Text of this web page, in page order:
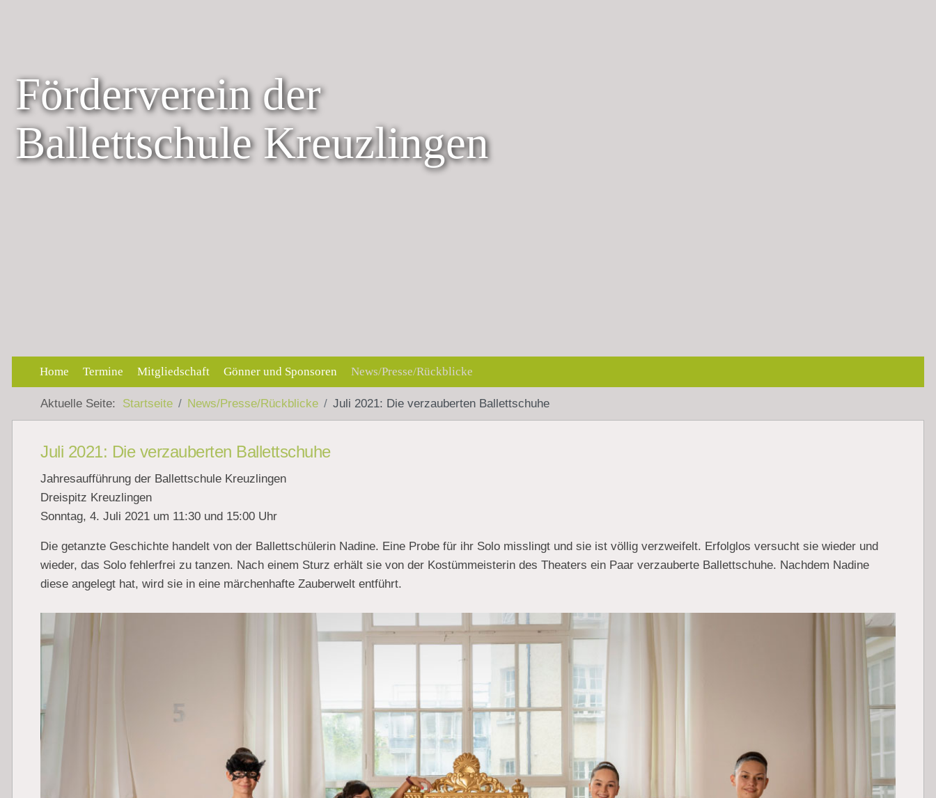
Förderverein der
Ballettschule Kreuzlingen
Home Termine Mitgliedschaft Gönner und Sponsoren News/Presse/Rückblicke
Aktuelle Seite: Startseite News/Presse/Rückblicke Juli 2021: Die verzauberten Ballettschuhe
Juli 2021: Die verzauberten Ballettschuhe
Jahresaufführung der Ballettschule Kreuzlingen
Dreispitz Kreuzlingen
Sonntag, 4. Juli 2021 um 11:30 und 15:00 Uhr
Die getanzte Geschichte handelt von der Ballettschülerin Nadine. Eine Probe für ihr Solo misslingt und sie ist völlig verzweifelt. Erfolglos versucht sie wieder und
wieder, das Solo fehlerfrei zu tanzen. Nach einem Sturz erhält sie von der Kostümmeisterin des Theaters ein Paar verzauberte Ballettschuhe. Nachdem Nadine
diese angelegt hat, wird sie in eine märchenhafte Zauberwelt entführt.